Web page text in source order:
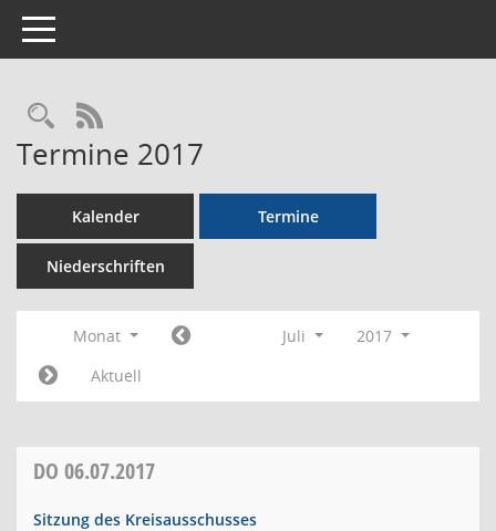
Toggle navigation
Rechercheauswahl
RSS-Feed
Termine 2017
Kalender Termine
Niederschriften
Monat Juli
2017
Aktuell
DO 06.07.2017
Sitzung des Kreisausschusses